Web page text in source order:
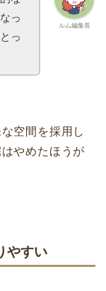
ルム編集長
っ
っ
空間を採用し
やめたほうが
やすい